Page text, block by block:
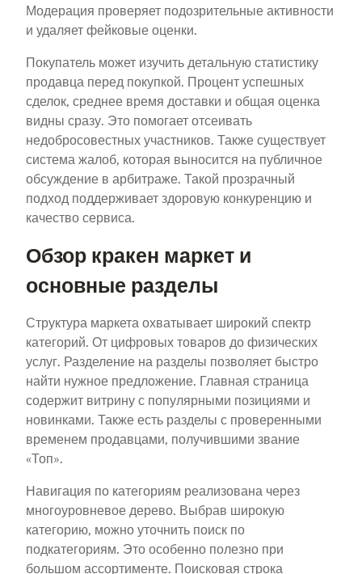
Модерация проверяет подозрительные активности
и удаляет фейковые оценки.
Покупатель может изучить детальную статистику
продавца перед покупкой. Процент успешных
сделок, среднее время доставки и общая оценка
видны сразу. Это помогает отсеивать
недобросовестных участников. Также существует
система жалоб, которая выносится на публичное
обсуждение в арбитраже. Такой прозрачный
подход поддерживает здоровую конкуренцию и
качество сервиса.
Обзор кракен маркет и
основные разделы
Структура маркета охватывает широкий спектр
категорий. От цифровых товаров до физических
услуг. Разделение на разделы позволяет быстро
найти нужное предложение. Главная страница
содержит витрину с популярными позициями и
новинками. Также есть разделы с проверенными
временем продавцами, получившими звание
«Топ».
Навигация по категориям реализована через
многоуровневое дерево. Выбрав широкую
категорию, можно уточнить поиск по
подкатегориям. Это особенно полезно при
большом ассортименте. Поисковая строка